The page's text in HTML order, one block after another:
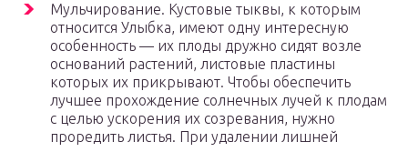
Мульчирование. Кустовые тыквы, к которым
относится Улыбка, имеют одну интересную
особенность — их плоды дружно сидят возле
оснований растений, листовые пластины
которых их прикрывают. Чтобы обеспечить
лучшее прохождение солнечных лучей к плодам
с целью ускорения их созревания, нужно
проредить листья. При удалении лишней